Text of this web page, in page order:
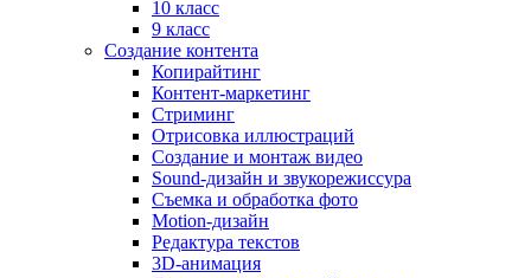
10 класс
9 класс
Создание контента
Копирайтинг
Контент-маркетинг
Стриминг
Отрисовка иллюстраций
Создание и монтаж видео
Sound-дизайн и звукорежиссура
Съемка и обработка фото
Motion-дизайн
Редактура текстов
3D-анимация